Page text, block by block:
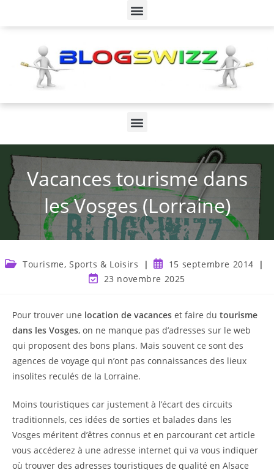
Vacances tourisme dans
les Vosges (Lorraine)
Tourisme, Sports & Loisirs
15 septembre 2014
23 novembre 2025
Pour trouver une location de vacances et faire du tourisme
dans les Vosges, on ne manque pas d’adresses sur le web
qui proposent des bons plans. Mais souvent ce sont des
agences de voyage qui n’ont pas connaissances des lieux
insolites reculés de la Lorraine.
Moins touristiques car justement à l’écart des circuits
traditionnels, ces idées de sorties et balades dans les
Vosges méritent d’êtres connus et en parcourant cet article
vous accéderez à une adresse internet qui va vous indiquer
où trouver des adresses touristiques de qualité en Alsace